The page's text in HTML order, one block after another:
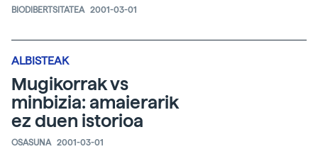
BIODIBERTSITATEA 2001-03-01
ALBISTEAK
Mugikorrak vs
minbizia: amaierarik
ez duen istorioa
OSASUNA 2001-03-01